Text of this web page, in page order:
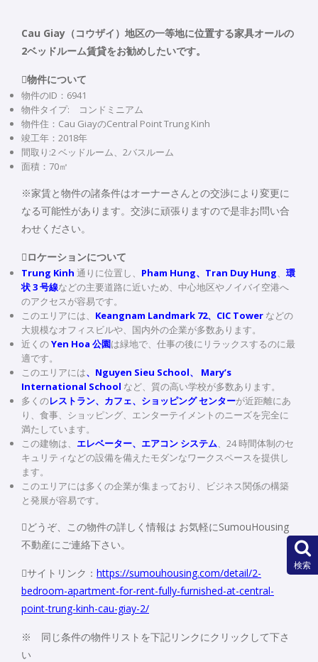
Cau Giay（コウザイ）地区の一等地に位置する家具オールの
2ベッドルーム賃貸をお勧めしたいです。
物件について
物件のID：6941
物件タイプ: コンドミニアム
物件住：Cau GiayのCentral Point Trung Kinh
竣工年：2018年
間取り:2 ベッドルーム、2バスルーム
面積：70㎡
※家賃と物件の諸条件はオーナーさんとの交渉により変更に
なる可能性があります。交渉に頑張りますので是非お問い合
わせください。
ロケーションについて
Trung Kinh 通りに位置し、 Pham Hung、Tran Duy Hung、 環
状 3 号線などの主要道路に近いため、中心地区やノイバイ空港へ
のアクセスが容易です。
このエリアには、 Keangnam Landmark 72、CIC Tower などの
大規模なオフィスビルや、国内外の企業が多数あります。
近くのYen Hoa 公園は緑地で、仕事の後にリラックスするのに最
適です。
このエリアには、Nguyen Sieu School、 Mary’s
International School など、質の高い学校が多数あります。
多くのレストラン、カフェ、ショッピング センターが近距離にあ
り、食事、ショッピング、エンターテイメントのニーズを完全に
満たしています。
この建物は、 エレベーター、エアコン システム、24 時間体制のセ
キュリティなどの設備を備えたモダンなワークスペースを提供し
ます。
このエリアには多くの企業が集まっており、ビジネス関係の構築
と発展が容易です。
どうぞ、この物件の詳しく情報は お気軽にSumouHousing
不動産にご連絡下さい。
サイトリンク： https://sumouhousing.com/detail/2-
bedroom-apartment-for-rent-fully-furnished-at-central-
point-trung-kinh-cau-giay-2/
※ 同じ条件の物件リストを下記リンクにクリックして下さ
い
検索